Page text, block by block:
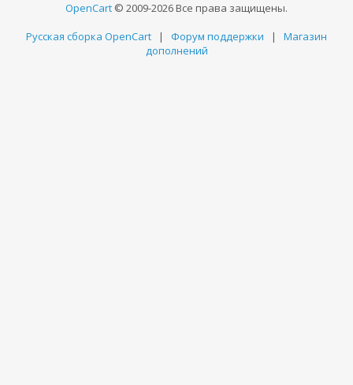
OpenCart © 2009-2026 Все права защищены.
Русская сборка OpenCart | Форум поддержки | Магазин
дополнений